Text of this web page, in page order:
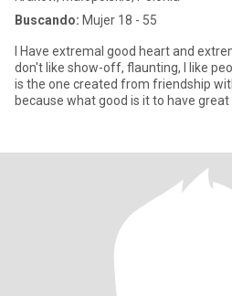
Buscando: Mujer 18 - 55
I Have extremal good heart and
don't like show-off, flaunting, I like
is the one created from friendship
because what good is it to have